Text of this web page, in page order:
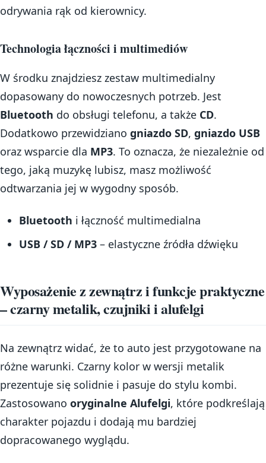
odrywania rąk od kierownicy.
Technologia łączności i multimediów
W środku znajdziesz zestaw multimedialny
dopasowany do nowoczesnych potrzeb. Jest
Bluetooth do obsługi telefonu, a także CD.
Dodatkowo przewidziano gniazdo SD, gniazdo USB
oraz wsparcie dla MP3. To oznacza, że niezależnie od
tego, jaką muzykę lubisz, masz możliwość
odtwarzania jej w wygodny sposób.
Bluetooth i łączność multimedialna
USB / SD / MP3– elastyczne źródła dźwięku
Wyposażenie z zewnątrz i funkcje praktyczne
– czarny metalik, czujniki i alufelgi
Na zewnątrz widać, że to auto jest przygotowane na
różne warunki. Czarny kolor w wersji metalik
prezentuje się solidnie i pasuje do stylu kombi.
Zastosowano oryginalne Alufelgi, które podkreślają
charakter pojazdu i dodają mu bardziej
dopracowanego wyglądu.